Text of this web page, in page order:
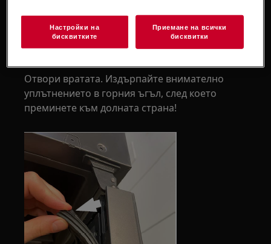
Сменете уплътнението
Отвори вратата. Издърпайте внимателно
уплътнението в горния ъгъл, след което
преминете към долната страна!
Настройки на
бисквитките
Приемане на всички
бисквитки